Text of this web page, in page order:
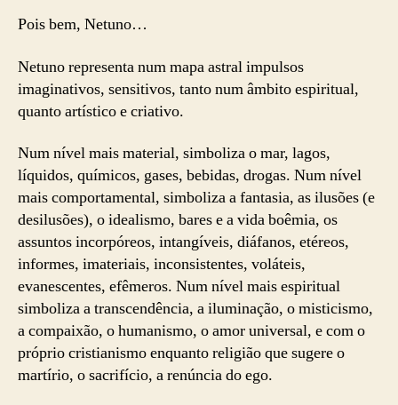
Pois bem, Netuno…
Netuno representa num mapa astral impulsos
imaginativos, sensitivos, tanto num âmbito espiritual,
quanto artístico e criativo.
Num nível mais material, simboliza o mar, lagos,
líquidos, químicos, gases, bebidas, drogas. Num nível
mais comportamental, simboliza a fantasia, as ilusões (e
desilusões), o idealismo, bares e a vida boêmia, os
assuntos incorpóreos, intangíveis, diáfanos, etéreos,
informes, imateriais, inconsistentes, voláteis,
evanescentes, efêmeros. Num nível mais espiritual
simboliza a transcendência, a iluminação, o misticismo,
a compaixão, o humanismo, o amor universal, e com o
próprio cristianismo enquanto religião que sugere o
martírio, o sacrifício, a renúncia do ego.